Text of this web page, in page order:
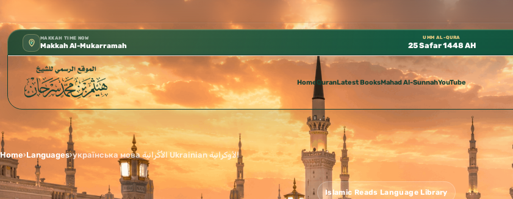
MAKKAH TIME NOW
Makkah Al-Mukarramah
UMM AL-QURA
25 Safar 1448 AH
HomeQuranLatest BooksMahad Al-SunnahYouTube
Home›Languages› українська мова الأُكْرانية Ukrainian الأوكرانية
Islamic Reads Language Library